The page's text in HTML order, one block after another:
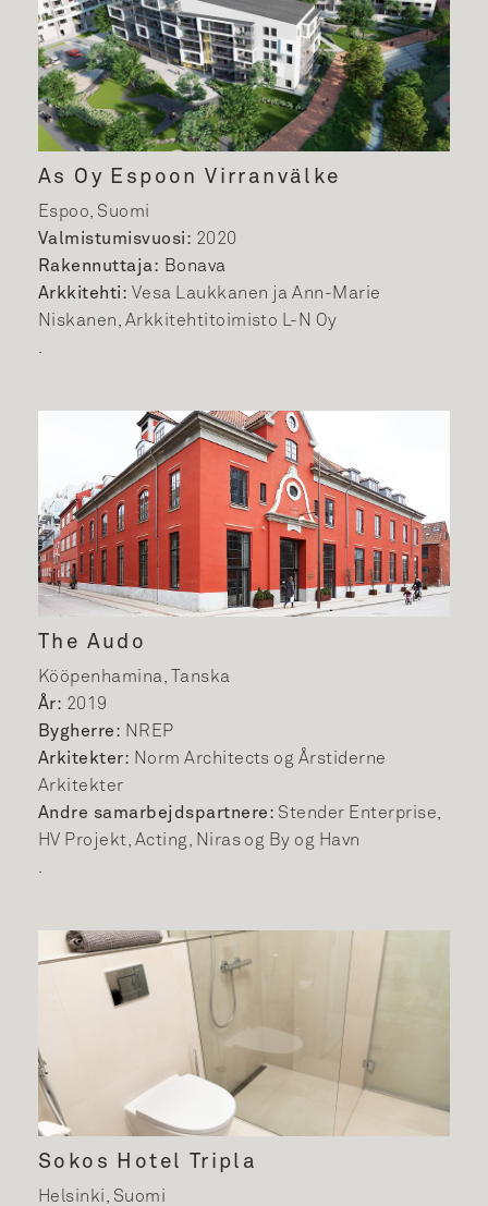
As Oy Espoon Virranvälke
Espoo, Suomi
Valmistumisvuosi: 2020
Rakennuttaja: Bonava
Arkkitehti: Vesa Laukkanen ja Ann-Marie
Niskanen, Arkkitehtitoimisto L-N Oy
The Audo
Kööpenhamina, Tanska
År: 2019
Bygherre: NREP
Arkitekter: Norm Architects og Årstiderne
Arkitekter
Andre samarbejdspartnere: Stender Enterprise,
HV Projekt, Acting, Niras og By og Havn
Sokos Hotel Tripla
Helsinki, Suomi